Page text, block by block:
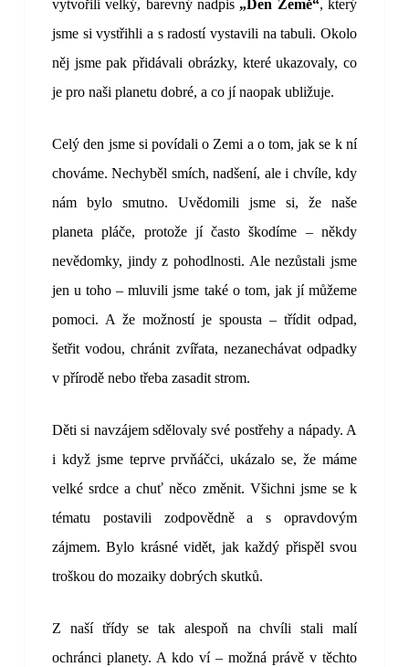
vytvořili velký, barevný nadpis „Den Země“, který
jsme si vystřihli a s radostí vystavili na tabuli. Okolo
něj jsme pak přidávali obrázky, které ukazovaly, co
je pro naši planetu dobré, a co jí naopak ubližuje.
Celý den jsme si povídali o Zemi a o tom, jak se k ní
chováme. Nechyběl smích, nadšení, ale i chvíle, kdy
nám bylo smutno. Uvědomili jsme si, že naše
planeta pláče, protože jí často škodíme – někdy
nevědomky, jindy z pohodlnosti. Ale nezůstali jsme
jen u toho – mluvili jsme také o tom, jak jí můžeme
pomoci. A že možností je spousta – třídit odpad,
šetřit vodou, chránit zvířata, nezanechávat odpadky
v přírodě nebo třeba zasadit strom.
Děti si navzájem sdělovaly své postřehy a nápady. A
i když jsme teprve prvňáčci, ukázalo se, že máme
velké srdce a chuť něco změnit. Všichni jsme se k
tématu postavili zodpovědně a s opravdovým
zájmem. Bylo krásné vidět, jak každý přispěl svou
troškou do mozaiky dobrých skutků.
Z naší třídy se tak alespoň na chvíli stali malí
ochránci planety. A kdo ví – možná právě v těchto